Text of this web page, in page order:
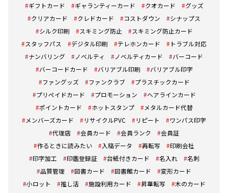
ギフトカード
ギャランティーカード クオカード
グッズ
クリアカード
クレドカード コストダウン
シナップス
シルク印刷
スキミング防止
スキミング防止カード
スタッフパス
デジタル印刷 テレホンカード
トラブル対応
ナンバリング
ノベルティ ノベルティカード
バーコード
バーコードカード
バリアブル印刷
バリアブル印字
ファングッズ
ファンクラブ
プラスチックカード
プリペイドカード
プロモーション
ヘアラインカード
ポイントカード
ホットスタンプ
メタルカード代替
メンバーズカード
リサイクルPVC リピート
ワンパス印字
代理店
会員カード 会員ランク
会員証
作るときに読みたい
入稿データ 再転写
印刷会社
印字加工
印鑑登録証 台紙付きカード 名入れ
名刺
品質管理
図書カード 図書館カード
変形カード
小ロット
推し活 施設利用カード 昇華転写
木のカード